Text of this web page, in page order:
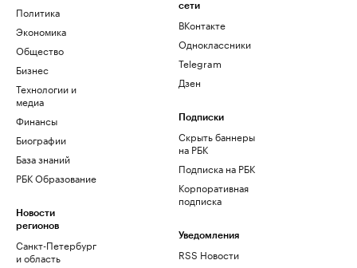
Политика
Экономика
Общество
Бизнес
Технологии и
медиа
Финансы
Биографии
База знаний
РБК Образование
Новости
регионов
Санкт-Петербург
и область
сети
ВКонтакте
Одноклассники
Telegram
Дзен
Подписки
Скрыть баннеры
на РБК
Подписка на РБК
Корпоративная
подписка
Уведомления
RSS Новости